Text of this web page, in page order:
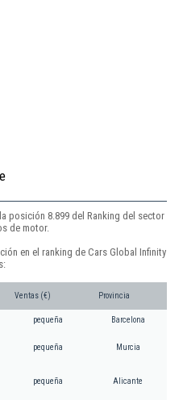
posición 8.899 del Ranking del sector
de motor.
en el ranking de Cars Global Infinity
Ventas (€) Provincia
pequeña Barcelona
pequeña Murcia
pequeña Alicante